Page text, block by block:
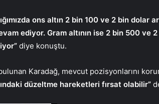
ons altın 2 bin 100 ve 2 bin dolar
ediyor. Gram altının ise 2 bin 500 ve 2
diye konuştu.
Karadağ, mevcut pozisyonlarını
düzeltme hareketleri fırsat olabilir”